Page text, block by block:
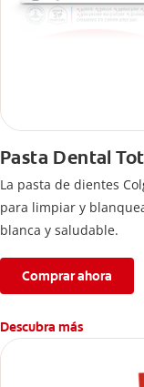
Pasta Dental
La pasta de dientes
para limpiar y
blanca y saludable.
Comprar ahora
Descubra más